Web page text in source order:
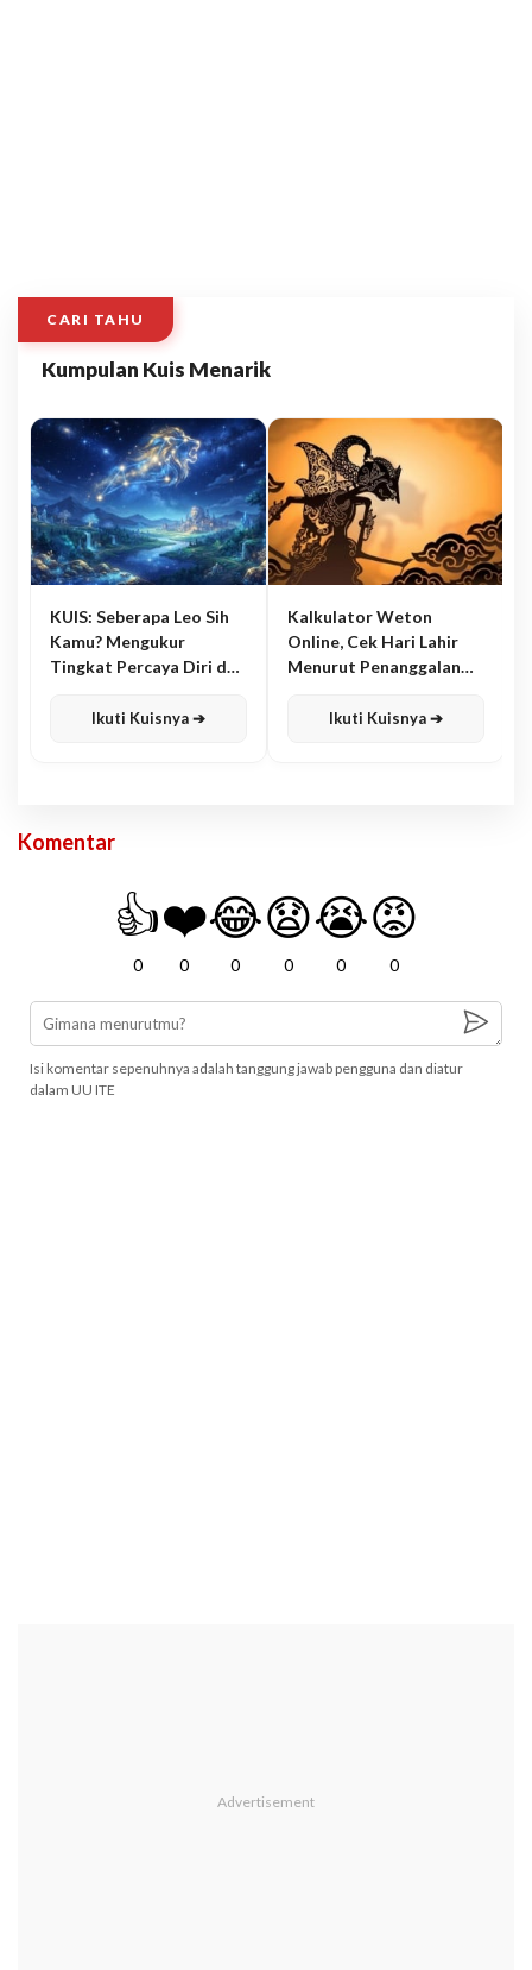
CARI TAHU
Kumpulan Kuis Menarik
KUIS: Seberapa Leo Sih
Kamu? Mengukur
Tingkat Percaya Diri dan
Ikuti Kuisnya ➔
Kalkulator Weton
Online, Cek Hari Lahir
Menurut Penanggalan
Ikuti Kuisnya ➔
Komentar
👍
0
❤️
0
😂
0
😧
0
😭
0
😡
0
Isi komentar sepenuhnya adalah tanggung jawab pengguna dan diatur
dalam UU ITE